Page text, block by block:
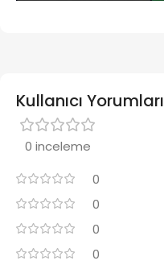
Kullanıcı Yorumları
0 inceleme
0
0
0
0